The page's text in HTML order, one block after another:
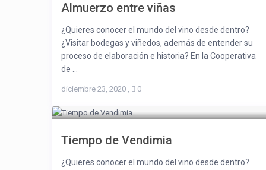
Almuerzo entre viñas
¿Quieres conocer el mundo del vino desde dentro?
¿Visitar bodegas y viñedos, además de entender su
proceso de elaboración e historia? En la Cooperativa
de ...
diciembre 23, 2020 , 0
Tiempo de Vendimia
¿Quieres conocer el mundo del vino desde dentro?